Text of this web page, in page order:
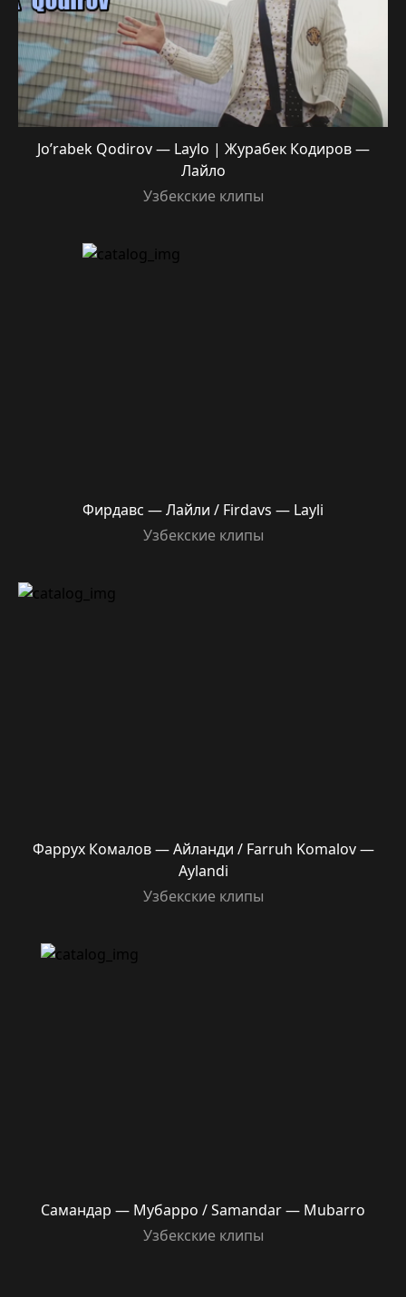
Jo’rabek Qodirov — Laylo | Журабек Кодиров —
Лайло
Узбекские клипы
Фирдавс — Лайли / Firdavs — Layli
Узбекские клипы
Фаррух Комалов — Айланди / Farruh Komalov —
Aylandi
Узбекские клипы
Самандар — Мубарро / Samandar — Mubarro
Узбекские клипы